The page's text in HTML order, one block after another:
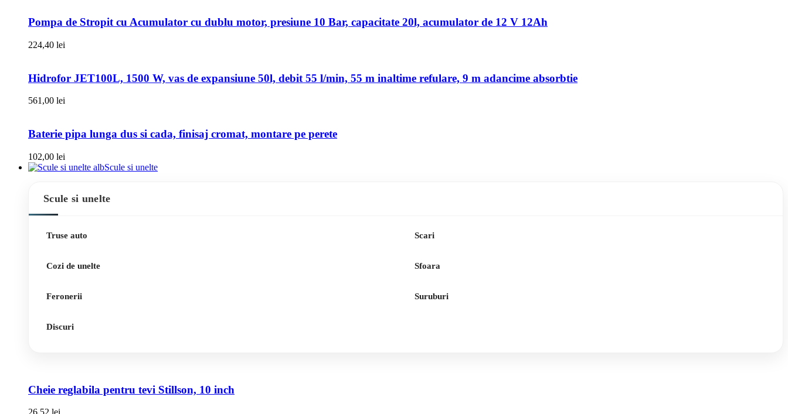
Pompa de Stropit cu Acumulator cu dublu motor, presiune 10 Bar, capacitate 20l, acumulator de 12 V 12Ah
224,40 lei
Hidrofor JET100L, 1500 W, vas de expansiune 50l, debit 55 l/min, 55 m inaltime refulare, 9 m adancime absorbtie
561,00 lei
Baterie pipa lunga dus si cada, finisaj cromat, montare pe perete
102,00 lei
Scule si unelte
Scule si unelte
Truse auto
Cozi de unelte
Feronerii
Discuri
Scari
Sfoara
Suruburi
Cheie reglabila pentru tevi Stillson, 10 inch